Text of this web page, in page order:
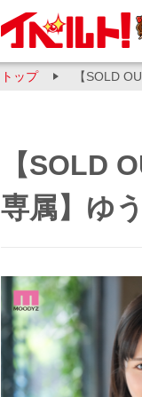
トップ 【SOLD
【SOLD
専属】ゆ